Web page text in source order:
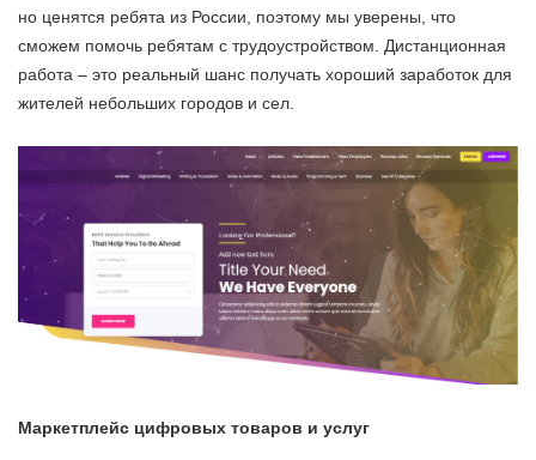
но ценятся ребята из России, поэтому мы уверены, что
сможем помочь ребятам с трудоустройством. Дистанционная
работа – это реальный шанс получать хороший заработок для
жителей небольших городов и сел.
Маркетплейс цифровых товаров и услуг